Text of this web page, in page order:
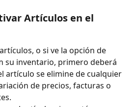
Artículos en el
o si ve la opción de
su inventario, primero deberá
artículo se elimine de cualquier
de precios, facturas o